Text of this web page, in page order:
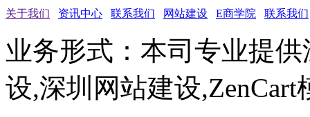
关于我们 资讯中心 联系我们 网站建设 E商学院 联系我们
业务形式：本司专业提
设,深圳网站建设,ZenCart